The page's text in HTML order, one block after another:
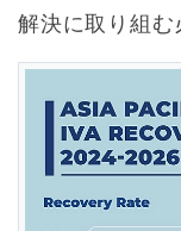
解決に取り組む